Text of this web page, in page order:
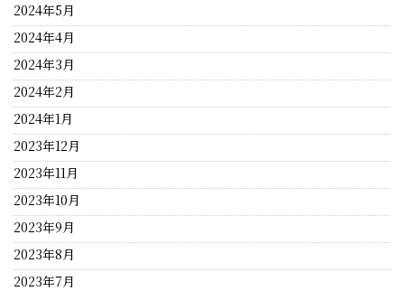
2024年5月
2024年4月
2024年3月
2024年2月
2024年1月
2023年12月
2023年11月
2023年10月
2023年9月
2023年8月
2023年7月